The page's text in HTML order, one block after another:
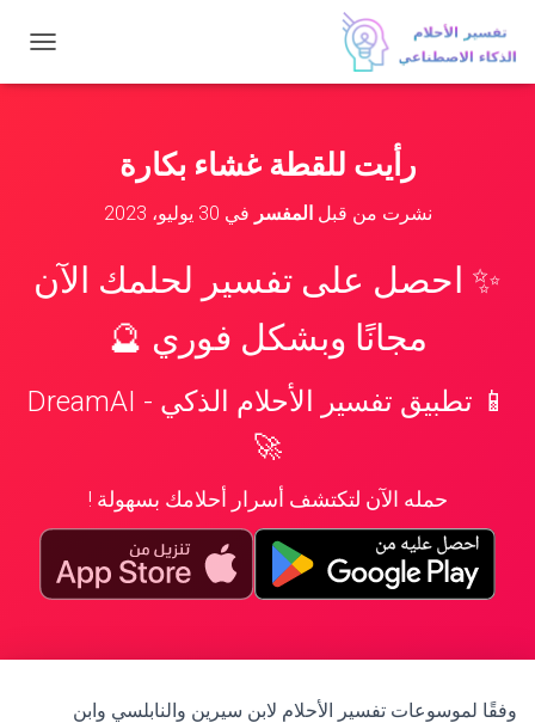
ب
ل
رأيت للقطة غشاء بكارة
نشرت من قبلالمفسر في 30 يوليو، 2023
✨ احصل على تفسير لحلمك الآن
مجانًا وبشكل فوري 🔮
📱 تطبيق تفسير الأحلام الذكي - DreamAI
🚀
حمله الآن لتكتشف أسرار أحلامك بسهولة !
وفقًا لموسوعات تفسير الأحلام لابن سيرين والنابلسي وابن